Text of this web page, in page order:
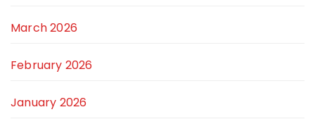
March 2026
February 2026
January 2026